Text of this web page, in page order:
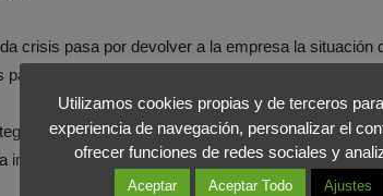
crisis pasa por devolver a la empresa la situación
que los públicos afectados recuperen la
el comité deben conocer muy bien qué tienen
improvisación.
Utilizamos cookies propias y de terceros
experiencia de navegación, personalizar el
ofrecer funciones de redes sociales y
Aceptar Aceptar Todo Ajustes